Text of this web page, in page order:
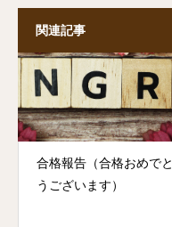
関連記事
合格報告（合格おめでと
うございます）